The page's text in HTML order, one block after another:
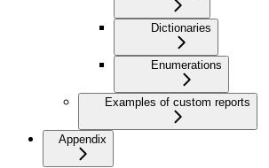
Dictionaries
Enumerations
Examples of custom reports
Appendix